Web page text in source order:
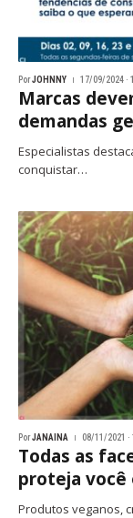
PorJOHNNY 17/09/2024 ·
Marcas
demandas
Especialistas
conquistar…
PorJANAINA 08/11/2021 ·
Todas as
proteja você
Produtos veganos,